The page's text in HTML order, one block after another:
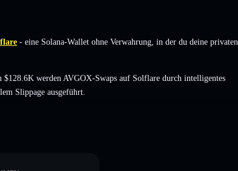
- eine Solana-Wallet ohne Verwahrung, in der du deine privaten
werden AVGOX-Swaps auf Solflare durch intelligentes
Slippage ausgeführt.